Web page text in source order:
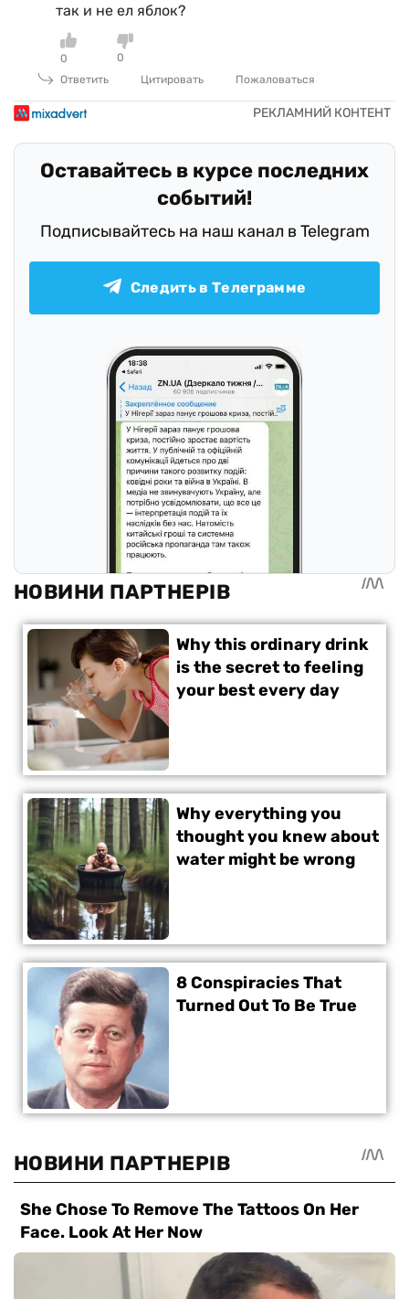
так и не ел яблок?
0
0
Ответить
Цитировать Пожаловаться
Оставайтесь в курсе последних
событий!
Подписывайтесь на наш канал в Telegram
Следить в Телеграмме